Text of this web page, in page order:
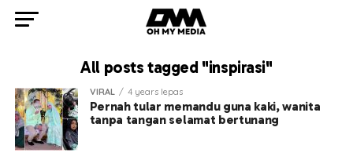
All posts tagged "inspirasi"
VIRAL 4 years lepas
Pernah tular memandu guna kaki, wanita
tanpa tangan selamat bertunang